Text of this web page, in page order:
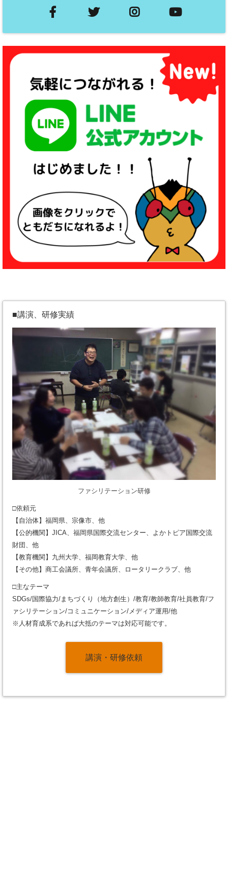
■講演、研修実績
ファシリテーション研修
□依頼元
【自治体】福岡県、宗像市、他
【公的機関】JICA、福岡県国際交流センター、よかトピア国際交流
財団、他
【教育機関】九州大学、福岡教育大学、他
【その他】商工会議所、青年会議所、ロータリークラブ、他
□主なテーマ
SDGs/国際協力/まちづくり（地方創生）/教育/教師教育/社員教育/フ
ァシリテーション/コミュニケーション/メディア運用/他
※人材育成系であれば大抵のテーマは対応可能です。
講演・研修依頼